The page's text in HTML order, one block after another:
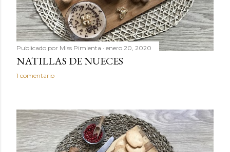
Publicado por Miss Pimienta enero 20, 2020
NATILLAS DE NUECES
1 comentario